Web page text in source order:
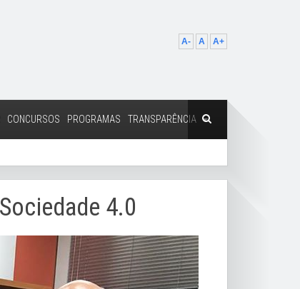
A- A A+
CONCURSOS PROGRAMAS TRANSPARÊNCIA
4.0